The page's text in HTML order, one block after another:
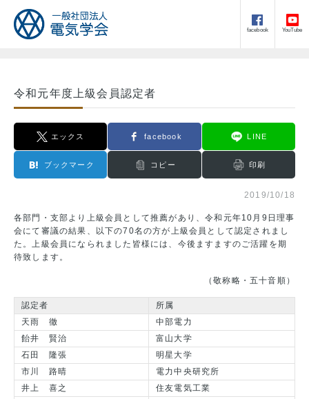
facebook YouTube
令和元年度上級会員認定者
エックス facebook LINE
ブックマーク コピー 印刷
2019/10/18
各部門・支部より上級会員として推薦があり、令和元年10月9日理事
会にて審議の結果、以下の70名の方が上級会員として認定されまし
た。上級会員になられました皆様には、今後ますますのご活躍を期
待致します。
（敬称略・五十音順）
認定者
所属
天雨 徹
中部電力
飴井 賢治
富山大学
石田 隆張
明星大学
市川 路晴
電力中央研究所
井上 喜之
住友電気工業